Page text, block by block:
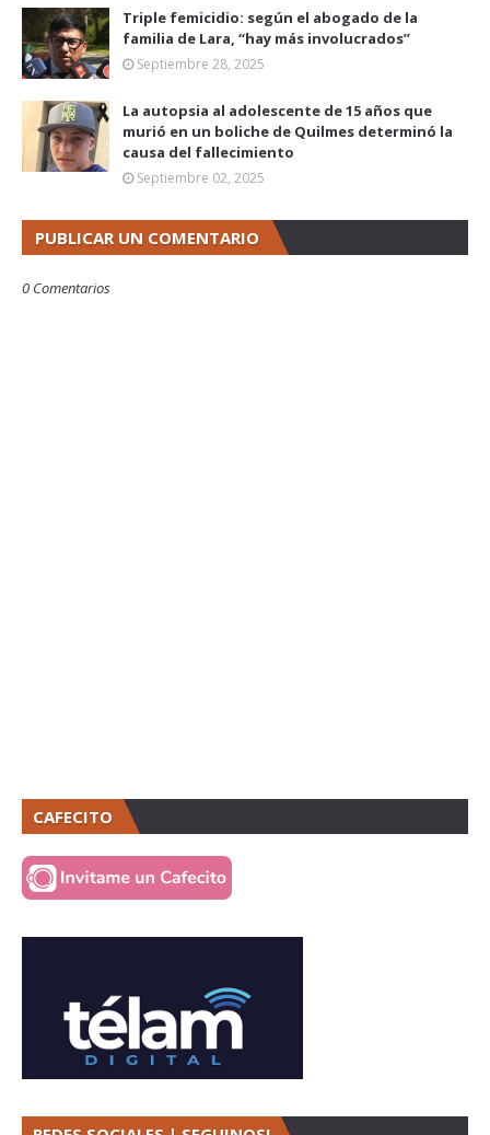
Triple femicidio: según el abogado de la
familia de Lara, “hay más involucrados”
Septiembre 28, 2025
La autopsia al adolescente de 15 años que
murió en un boliche de Quilmes determinó la
causa del fallecimiento
Septiembre 02, 2025
PUBLICAR UN COMENTARIO
0 Comentarios
CAFECITO